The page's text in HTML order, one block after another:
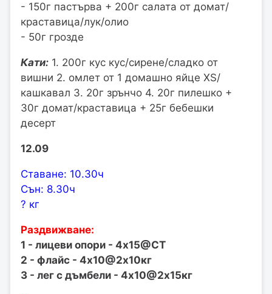
- 150г пастърва + 200г салата от домат/
краставица/лук/олио
- 50г грозде
Кати: 1. 200г кус кус/сирене/сладко от
вишни 2. омлет от 1 домашно яйце XS/
кашкавал 3. 20г зрънчо 4. 20г пилешко +
30г домат/краставица + 25г бебешки
десерт
12.09
Ставане: 10.30ч
Сън: 8.30ч
? кг
Раздвижване:
1 - лицеви опори - 4х15@СТ
2 - флайс - 4х10@2х10кг
3 - лег с дъмбели - 4х10@2х15кг